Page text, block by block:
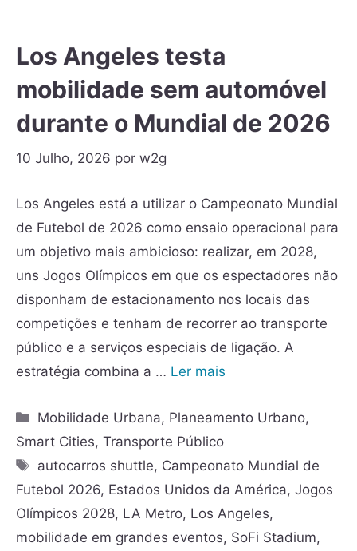
Los Angeles testa
mobilidade sem automóvel
durante o Mundial de 2026
10 Julho, 2026 por w2g
Los Angeles está a utilizar o Campeonato Mundial
de Futebol de 2026 como ensaio operacional para
um objetivo mais ambicioso: realizar, em 2028,
uns Jogos Olímpicos em que os espectadores não
disponham de estacionamento nos locais das
competições e tenham de recorrer ao transporte
público e a serviços especiais de ligação. A
estratégia combina a … Ler mais
Mobilidade Urbana, Planeamento Urbano,
Smart Cities, Transporte Público
autocarros shuttle, Campeonato Mundial de
Futebol 2026, Estados Unidos da América, Jogos
Olímpicos 2028, LA Metro, Los Angeles,
mobilidade em grandes eventos, SoFi Stadium,